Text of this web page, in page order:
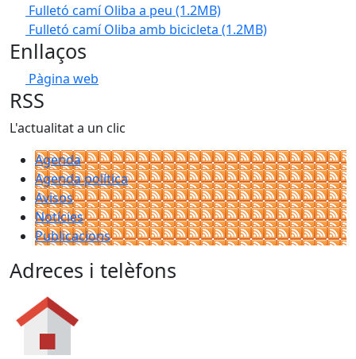
Fulletó camí Oliba a peu (1.2MB)
Fulletó camí Oliba amb bicicleta (1.2MB)
Enllaços
Pàgina web
RSS
L'actualitat a un clic
Agenda
Agenda política
Avisos
Notícies
Publicacions
Adreces i telèfons